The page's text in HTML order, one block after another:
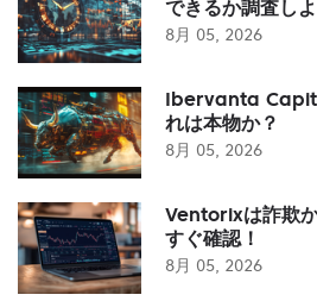
できるか調査しよ
8月 05, 2026
Ibervanta
れは本物か？
8月 05, 2026
Ventorixは詐欺
すぐ確認！
8月 05, 2026